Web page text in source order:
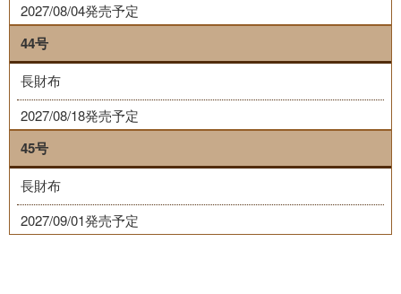
2027/08/04発売予定
44号
長財布
2027/08/18発売予定
45号
長財布
2027/09/01発売予定